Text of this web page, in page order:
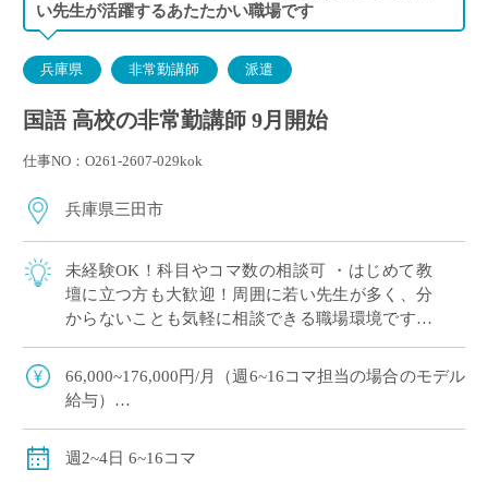
い先生が活躍するあたたかい職場です
兵庫県 非常勤講師 派遣
国語 高校の非常勤講師 9月開始
仕事NO：O261-2607-029kok
兵庫県三田市
未経験OK！科目やコマ数の相談可 ・はじめて教
壇に立つ方も大歓迎！周囲に若い先生が多く、分
からないことも気軽に相談できる職場環境です。
・「高1のみ」「1科目だけ」といった担当の相談
も大歓迎！ご自身の得意やペースに合わせ […]
66,000~176,000円/月（週6~16コマ担当の場合のモデル
給与）
交通費別途全額支給
週2~4日 6~16コマ